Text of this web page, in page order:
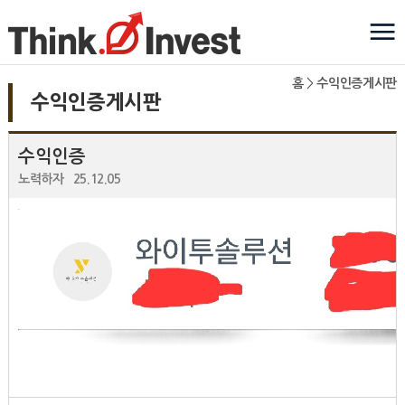
수익인증게시판
홈>수익인증게시판
수익인증
노력하자 25.12.05